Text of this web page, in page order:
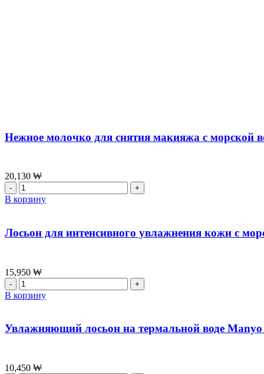
Нежное молочко для снятия макияжа с морской
20,130 ₩
Количество
товара
Нежное
снятия
морской
водой
Round
Lab
Cleansing
В корзину
Лосьон для интенсивного увлажнения кожи с
15,950 ₩
Количество
товара
Лосьон
интенсивного
увлажнения
морской
В корзину
Увлажняющий лосьон на термальной воде
10,450 ₩